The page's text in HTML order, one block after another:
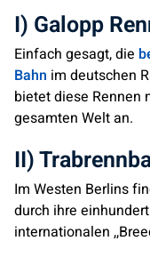
I) Galopp
Einfach gesagt, die
Bahn im deutschen
bietet diese Rennen
gesamten Welt an.
II)
Im Westen Berlins
durch ihre
internationalen